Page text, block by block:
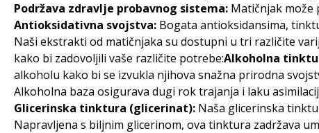
Podržava zdravlje probavnog sistema: Matičnjak može
Antioksidativna svojstva: Bogata antioksidansima,
Naši ekstrakti od matičnjaka su dostupni u tri različite
kako bi zadovoljili vaše različite potrebe:Alkoholna
alkoholu kako bi se izvukla njihova snažna prirodna
Alkoholna baza osigurava dugi rok trajanja i laku
Glicerinska tinktura (glicerinat): Naša glicerinska
Napravljena s biljnim glicerinom, ova tinktura zadržava